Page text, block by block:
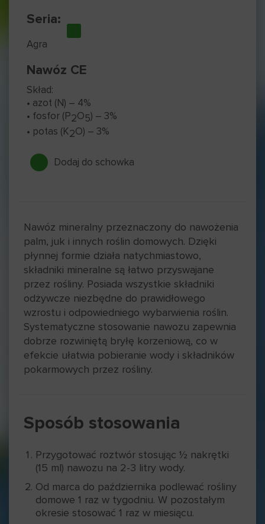
Seria:
Agra
Nawóz CE
Skład:
• azot (N) – 4%
• fosfor (P2O5) – 3%
• potas (K2O) – 3%
Dodaj do schowka
Nawóz mineralny przeznaczony do nawożenia
palm, juk i innych roślin domowych. Dzięki
płynnej formie działa natychmiastowo,
składniki mineralne są łatwo przyswajane
przez rośliny. Posiada wszystkie składniki
odżywcze niezbędne do prawidłowego
wzrostu i odpowiedniego wybarwienia roślin.
Systematyczne stosowanie nawozu zapewnia
dobrze rozwiniętą bryłę korzeniową, co w
efekcie ułatwia pobieranie wody i składników
pokarmowych przez rośliny.
Sposób stosowania
Przygotować roztwór stosując ½ nakrętki
(15 ml) nawozu na 2-3 litry wody.
Od marca do października podlewać rośliny
domowe 1 raz w tygodniu. W pozostałym
okresie stosować 1 raz w miesiącu.